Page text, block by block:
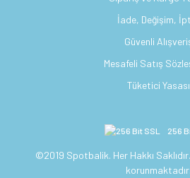
İade, Değişim,
Güvenli
Mesafeli Satış
Tüketici Yasası
256
©2019 Spotbalik. Her Hakkı
korunmaktadır.